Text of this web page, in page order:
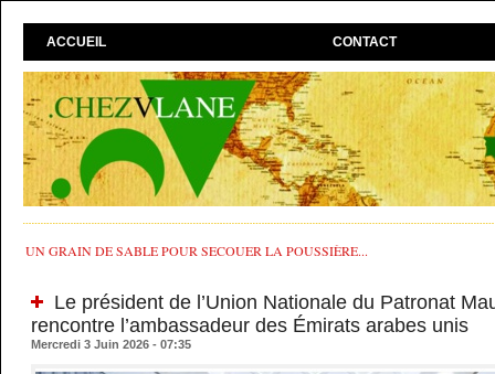
ACCUEIL CONTACT
UN GRAIN DE SABLE POUR SECOUER LA POUSSIÈRE...
Le président de l’Union Nationale du Patronat
rencontre l’ambassadeur des Émirats arabes unis
Mercredi 3 Juin 2026 - 07:35